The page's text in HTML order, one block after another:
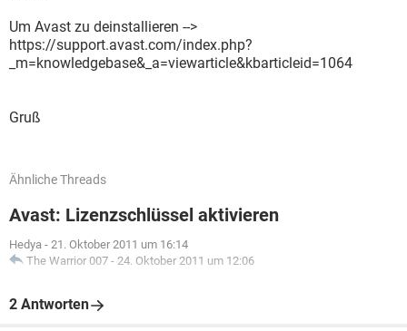
Um Avast zu deinstallieren -->
https://support.avast.com/index.php?
_m=knowledgebase&_a=viewarticle&kbarticleid=1064
Gruß
Ähnliche Threads
Avast: Lizenzschlüssel aktivieren
Hedya - 21. Oktober 2011 um 16:14
The Warrior 007 - 24. Oktober 2011 um 12:06
2 Antworten